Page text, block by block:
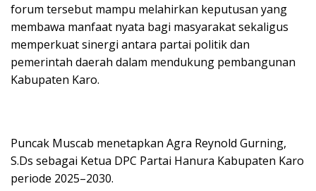
forum tersebut mampu melahirkan keputusan yang
membawa manfaat nyata bagi masyarakat sekaligus
memperkuat sinergi antara partai politik dan
pemerintah daerah dalam mendukung pembangunan
Kabupaten Karo.
Puncak Muscab menetapkan Agra Reynold Gurning,
S.Ds sebagai Ketua DPC Partai Hanura Kabupaten Karo
periode 2025–2030.